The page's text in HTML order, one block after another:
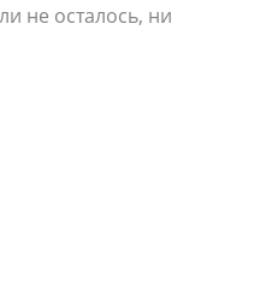
не осталось, ни